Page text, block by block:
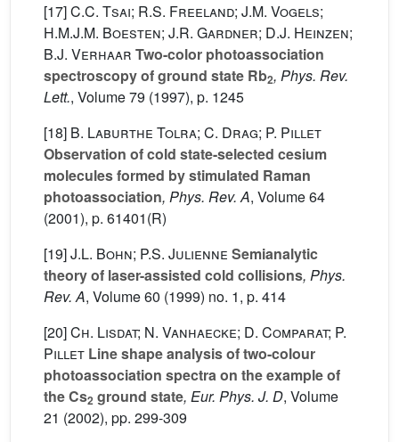
[17]C.C. Tsai; R.S. Freeland; J.M. Vogels;
H.M.J.M. Boesten; J.R. Gardner; D.J. Heinzen;
B.J. Verhaar Two-color photoassociation
spectroscopy of ground state Rb2, Phys. Rev.
Lett., Volume 79 (1997), p. 1245
[18] B. Laburthe Tolra; C. Drag; P. Pillet
Observation of cold state-selected cesium
molecules formed by stimulated Raman
photoassociation, Phys. Rev. A, Volume 64
(2001), p. 61401(R)
[19]J.L. Bohn; P.S. Julienne Semianalytic
theory of laser-assisted cold collisions, Phys.
Rev. A, Volume 60 (1999) no. 1, p. 414
[20]Ch. Lisdat; N. Vanhaecke; D. Comparat; P.
Pillet Line shape analysis of two-colour
photoassociation spectra on the example of
the Cs2 ground state, Eur. Phys. J. D, Volume
21 (2002), pp. 299-309